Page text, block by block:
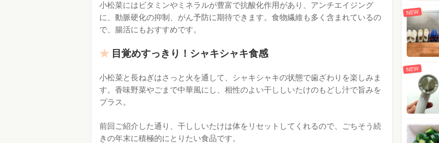
小松菜にはビタミンやミネラルが豊富で抗酸化作用があり、アンチエイジング
に、動脈硬化の抑制、がん予防に期待できます。食物繊維も多く含まれているの
で、腸活にもおすすめです。
目覚めすっきり！シャキシャキ食感
小松菜と長ねぎはさっと火を通して、シャキシャキの状態で歯ざわりを楽しみま
す。香味野菜やごまで中華風にし、相性のよい干ししいたけのもどし汁で旨みを
プラス。
前回ご紹介した通り、干ししいたけは体をリセットしてくれるので、ごちそう続
きの年末に積極的にとりたい食品です。
NEW
NEW